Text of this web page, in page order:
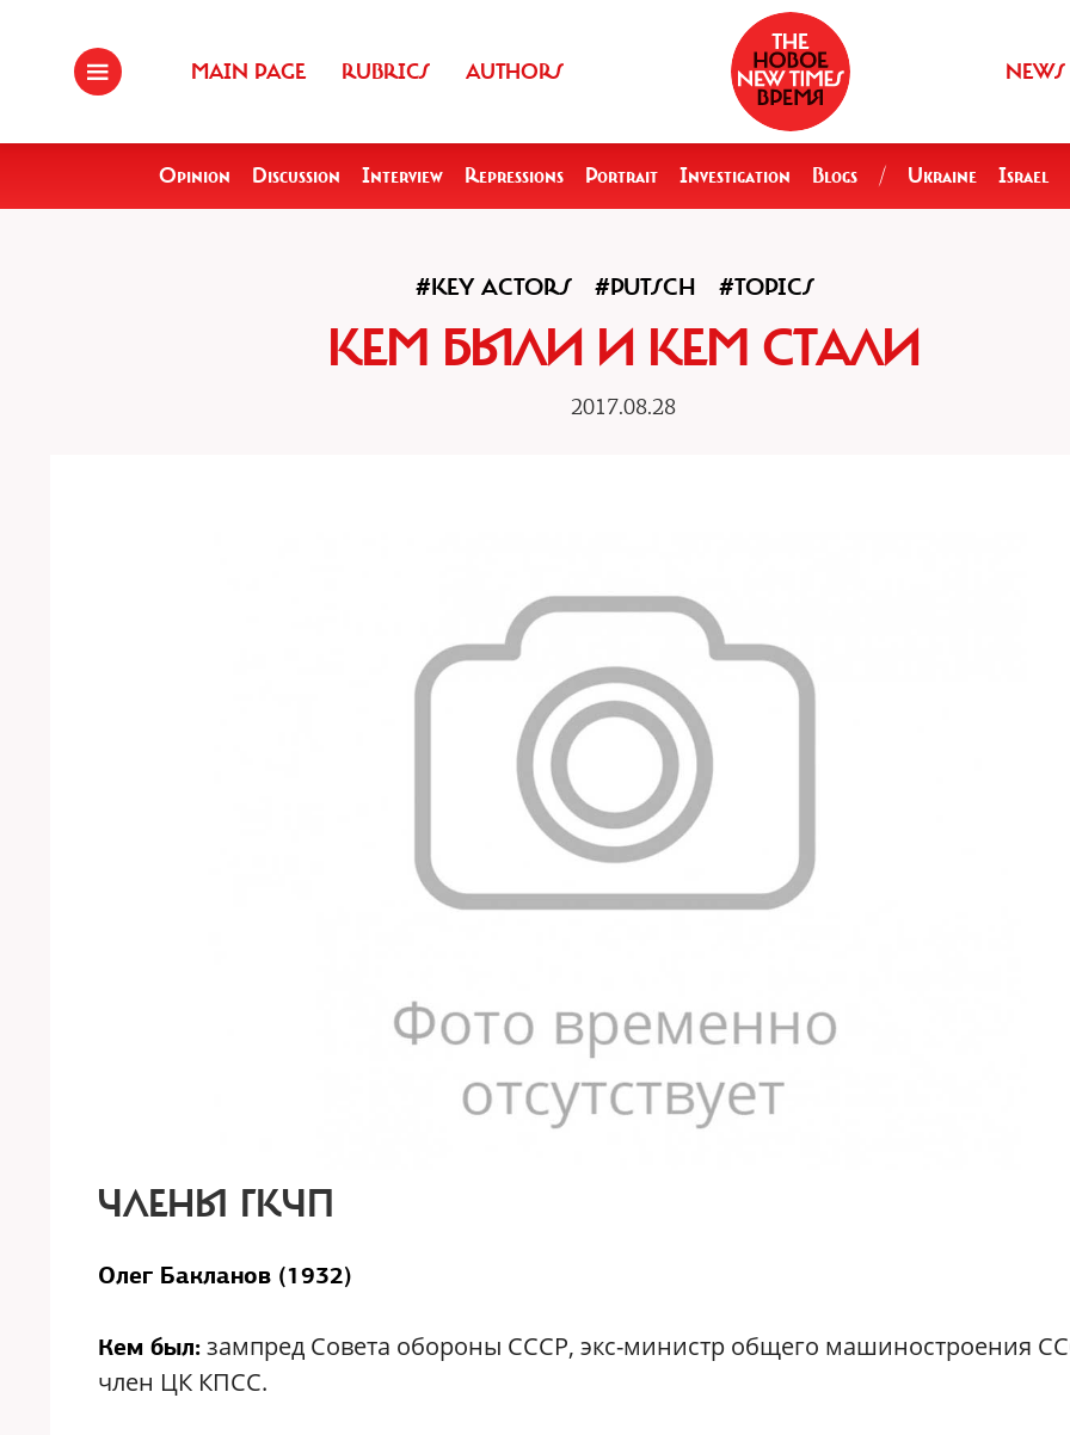
MAIN PAGE RUBRICS AUTHORS NEWS
Opinion Discussion Interview Repressions Portrait Investigation Blogs / Ukraine Israel
#KEY ACTORS #PUTSCH #TOPICS
КЕМ БЫЛИ И КЕМ СТАЛИ
2017.08.28
ЧЛЕНЫ ГКЧП
Олег Бакланов (1932)
Кем был:зампред Совета обороны СССР, экс-министр общего машиностроения
член ЦК КПСС.